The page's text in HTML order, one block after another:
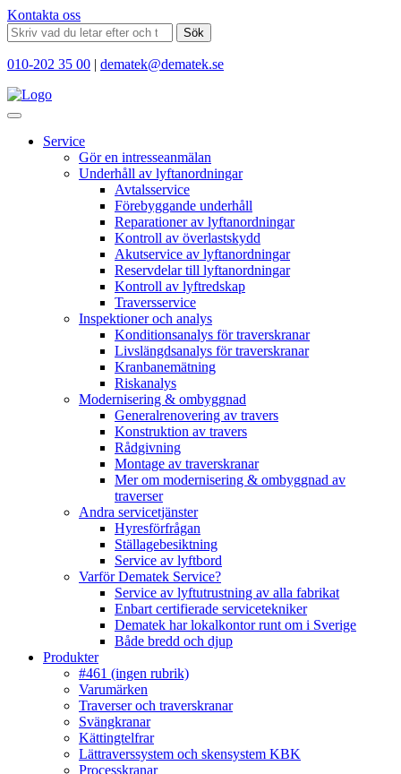
Kontakta oss
Sök
010-202 35 00 | dematek@dematek.se
Service
Gör en intresseanmälan
Underhåll av lyftanordningar
Avtalsservice
Förebyggande underhåll
Reparationer av lyftanordningar
Kontroll av överlastskydd
Akutservice av lyftanordningar
Reservdelar till lyftanordningar
Kontroll av lyftredskap
Traversservice
Inspektioner och analys
Konditionsanalys för traverskranar
Livslängdsanalys för traverskranar
Kranbanemätning
Riskanalys
Modernisering & ombyggnad
Generalrenovering av travers
Konstruktion av travers
Rådgivning
Montage av traverskranar
Mer om modernisering & ombyggnad av
traverser
Andra servicetjänster
Hyresförfrågan
Ställagebesiktning
Service av lyftbord
Varför Dematek Service?
Service av lyftutrustning av alla fabrikat
Enbart certifierade servicetekniker
Dematek har lokalkontor runt om i Sverige
Både bredd och djup
Produkter
#461 (ingen rubrik)
Varumärken
Traverser och traverskranar
Svängkranar
Kättingtelfrar
Lättraverssystem och skensystem KBK
Processkranar